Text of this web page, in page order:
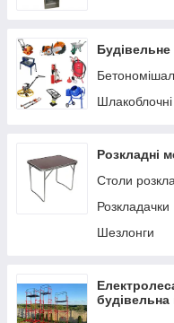
Шлакоблочні
Розкладні
Столи
Розкладачки
Шезлонги